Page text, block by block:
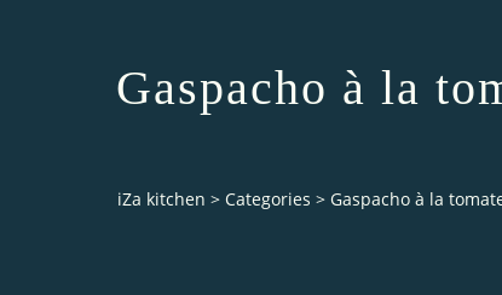
Gaspacho à la
iZa kitchen > Categories > Gaspacho à la